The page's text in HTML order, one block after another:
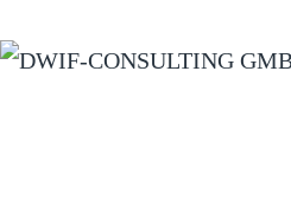
Zum Hauptinhalt springen